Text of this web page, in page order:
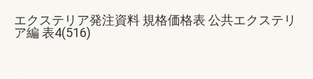
エクステリア発注資料 規格価格表 公共エクステリ
ア編 表4(516)